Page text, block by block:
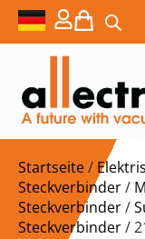
Startseite/
Steckverbinder/
Steckverbinder/
Steckverbinder/